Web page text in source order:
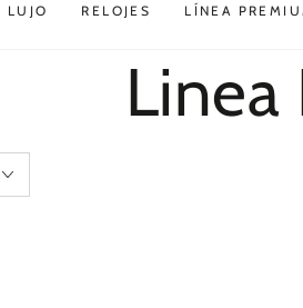
LUJO RELOJES LÍNEA
Linea